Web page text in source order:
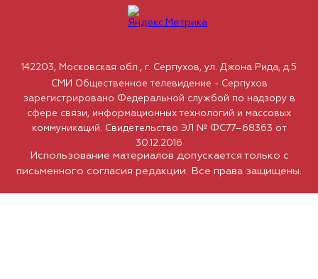
Использование материалов допускается только с
письменного согласия редакции. Все права защищены.
142203, Московская обл., г. Серпухов, ул. Джона Рида, д.5
СМИ Общественное телевидение - Серпухов
зарегистрировано Федеральной службой по надзору в
сфере связи, информационных технологий и массовых
коммуникаций. Свидетельство ЭЛ № ФС77–68363 от
30.12.2016